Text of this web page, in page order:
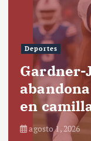
Deportes
Gardner-
en
agosto 1, 2026